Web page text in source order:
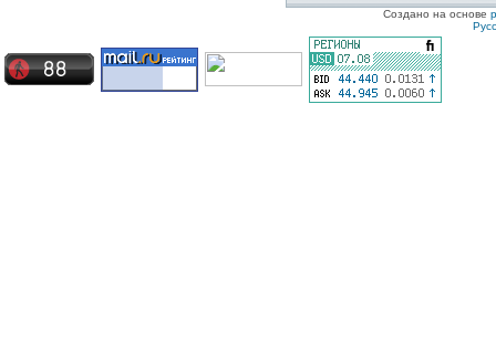
Создано на основе